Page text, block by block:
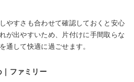
やすさも合わせて確認しておくと安心
が出やすいため、片付けに手間取らな
通して快適に過ごせます。
ファミリー